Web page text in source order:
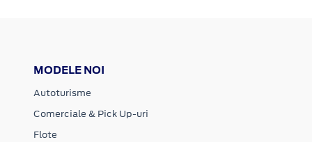
MODELE NOI
Autoturisme
Comerciale & Pick Up-uri
Flote